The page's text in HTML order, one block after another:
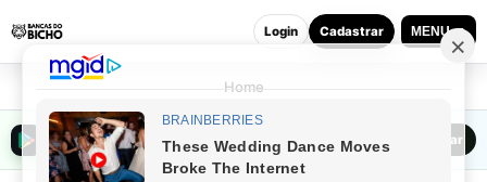
MENU ▼
Login Cadastrar
Home
Baixar o Bancas do Bicho na Play Store Baixar